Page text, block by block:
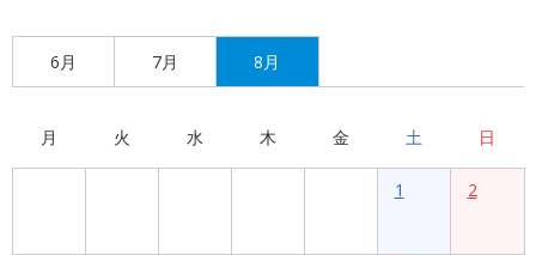
6月 7月 8月
月 火 水 木 金 土 日
1 2